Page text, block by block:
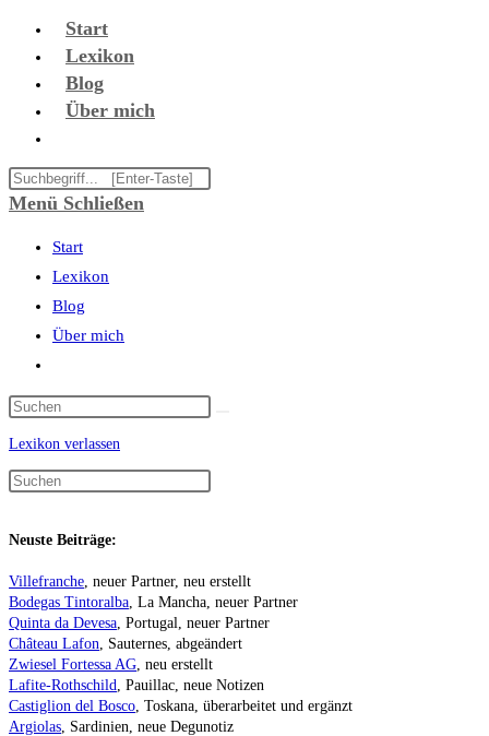
Zum
Start
Lexikon
Blog
Über mich
Suche
umschalten
Diese
Website
Menü Schließen
Start
Lexikon
Blog
Über mich
Suche
umschalten
Lexikon verlassen
Neuste Beiträge:
Villefranche, neuer Partner, neu erstellt
Bodegas Tintoralba, La Mancha, neuer Partner
Quinta da Devesa, Portugal, neuer Partner
Château Lafon, Sauternes, abgeändert
Zwiesel Fortessa AG, neu erstellt
Lafite-Rothschild, Pauillac, neue Notizen
Castiglion del Bosco, Toskana, überarbeitet und ergänzt
Argiolas, Sardinien, neue Degunotiz